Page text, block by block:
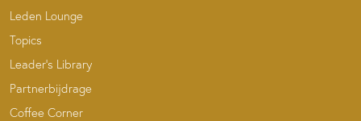
Leden Lounge
Topics
Leader’s Library
Partnerbijdrage
Coffee Corner